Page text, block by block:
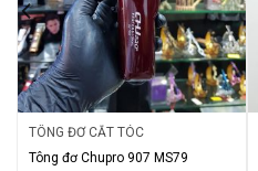
TÔNG ĐƠ CẮT TÓC
Tông đơ Chupro 907 MS79